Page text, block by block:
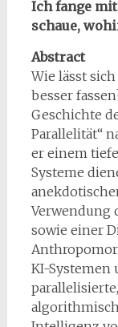
Ich fange
schaue,
Abstract
Wie lässt
besser
Geschichte
Parallelität“
er einem
Systeme
Verwendung
sowie einer
KI-Systemen